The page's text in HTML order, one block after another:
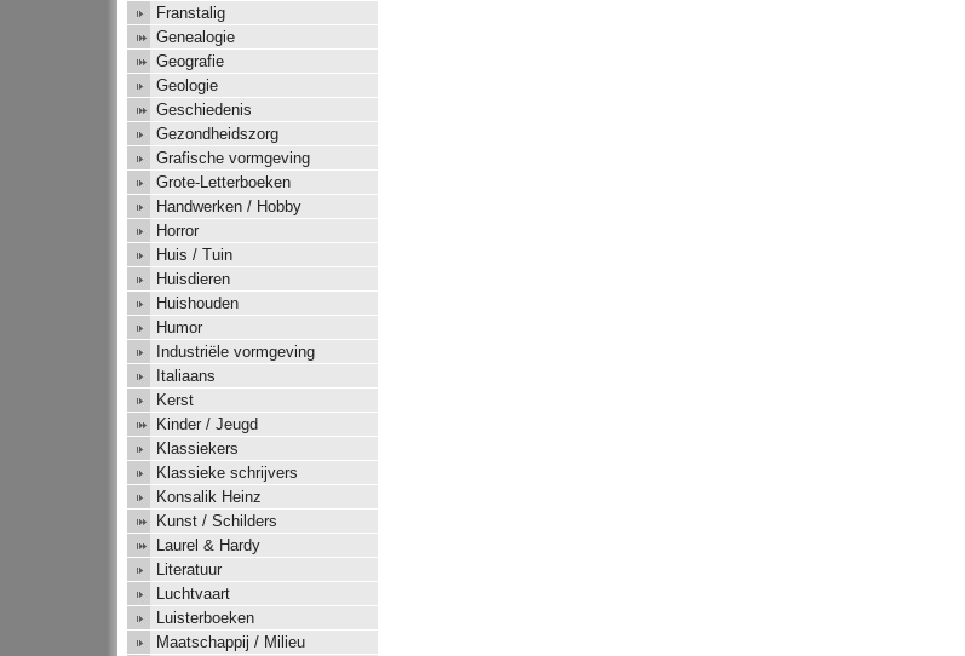
Franstalig
Genealogie
Geografie
Geologie
Geschiedenis
Gezondheidszorg
Grafische vormgeving
Grote-Letterboeken
Handwerken / Hobby
Horror
Huis / Tuin
Huisdieren
Huishouden
Humor
Industriële vormgeving
Italiaans
Kerst
Kinder / Jeugd
Klassiekers
Klassieke schrijvers
Konsalik Heinz
Kunst / Schilders
Laurel & Hardy
Literatuur
Luchtvaart
Luisterboeken
Maatschappij / Milieu